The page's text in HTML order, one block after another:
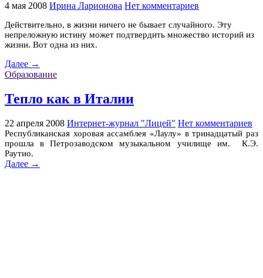
4 мая 2008 Ирина Ларионова Нет комментариев
Действительно, в жизни ничего не бывает случайного. Эту
непреложную истину может подтвердить множество историй из
жизни. Вот одна из них.
Далее →
Образование
Тепло как в Италии
22 апреля 2008 Интернет-журнал "Лицей" Нет комментариев
Республиканская хоровая ассамблея «Лаулу» в тринадцатый раз
прошла в Петрозаводском музыкальном училище им. К.Э.
Раутио.
Далее →